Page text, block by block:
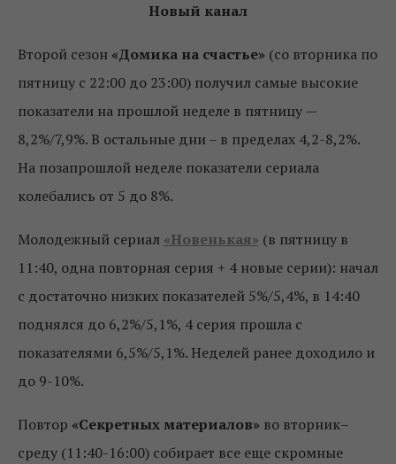
Новый канал
Второй сезон «Домика на счастье» (со вторника по
пятницу с 22:00 до 23:00) получил самые высокие
показатели на прошлой неделе в пятницу —
8,2%/7,9%. В остальные дни – в пределах 4,2-8,2%.
На позапрошлой неделе показатели сериала
колебались от 5 до 8%.
Молодежный сериал «Новенькая» (в пятницу в
11:40, одна повторная серия + 4 новые серии): начал
с достаточно низких показателей 5%/5,4%, в 14:40
поднялся до 6,2%/5,1%, 4 серия прошла с
показателями 6,5%/5,1%. Неделей ранее доходило и
до 9-10%.
Повтор «Секретных материалов» во вторник–
среду (11:40-16:00) собирает все еще скромные